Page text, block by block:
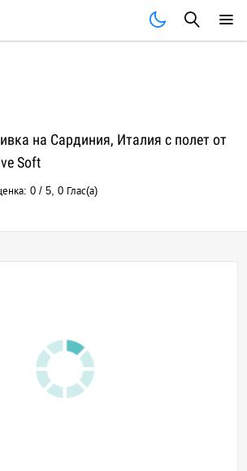
на Сардиния, Италия с полет от
Soft
0 /5,0 Глас(а)